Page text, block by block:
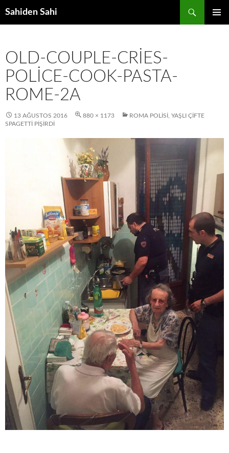
Sahiden Sahi
OLD-COUPLE-CRIES-
POLICE-COOK-PASTA-
ROME-2A
13 AĞUSTOS 2016 880 × 1173
ROMA POLISI, YAŞLI ÇIFTE
SPAGETTI PIŞIRDI